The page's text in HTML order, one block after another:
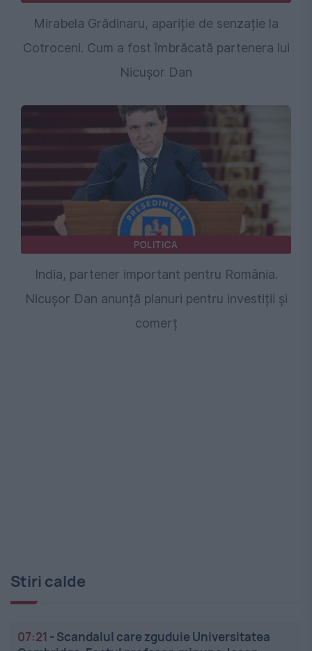
Mirabela Grădinaru, apariție de senzație la
Cotroceni. Cum a fost îmbrăcată partenera lui
Nicușor Dan
POLITICA
India, partener important pentru România.
Nicușor Dan anunță planuri pentru investiții și
comerț
Stiri calde
07:21 - Scandalul care zguduie Universitatea